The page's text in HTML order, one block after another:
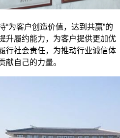
客户创造价值，达到共赢”的
升履约能力，为客户提供更加优
行社会责任，为推动行业诚信体
献自己的力量。